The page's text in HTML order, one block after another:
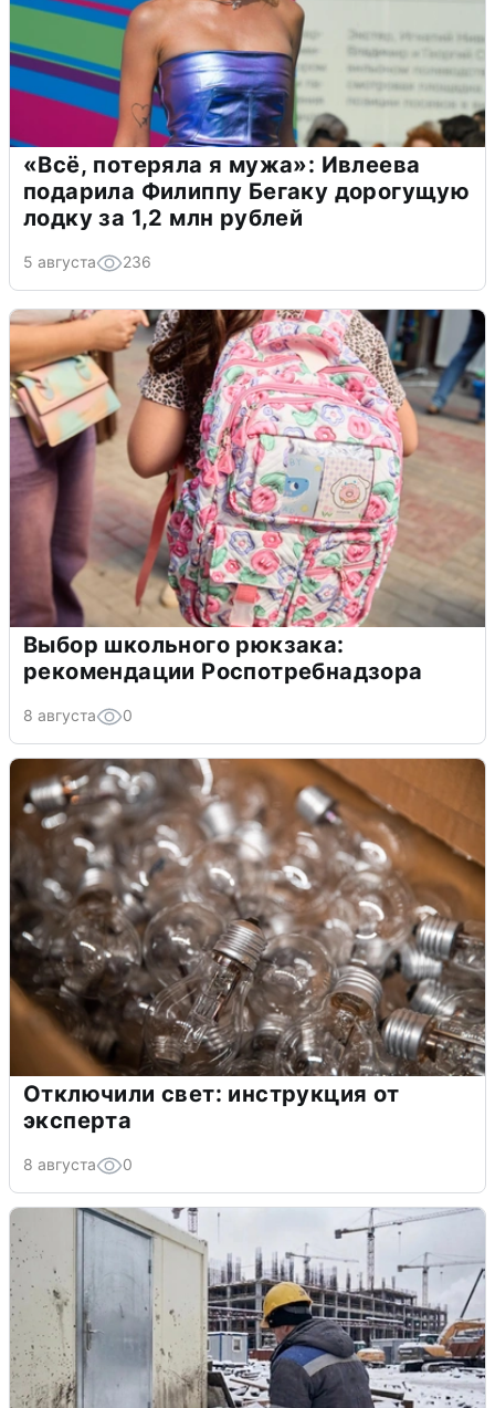
«Всё, потеряла я мужа»: Ивлеева
подарила Филиппу Бегаку дорогущую
лодку за 1,2 млн рублей
5 августа 236
Выбор школьного рюкзака:
рекомендации Роспотребнадзора
8 августа 0
Отключили свет: инструкция от
эксперта
8 августа 0